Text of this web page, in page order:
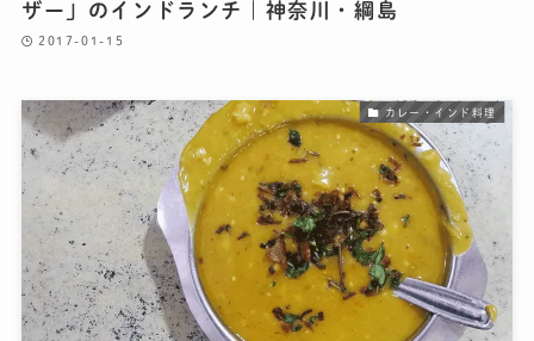
ザー」のインドランチ｜神奈川・綱島
2017-01-15
カレー・インド料理